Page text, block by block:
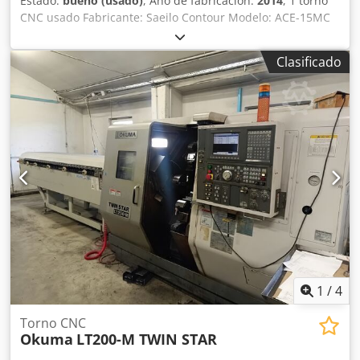
CNC usado Fabricante: Saeilo Contour Modelo: ACE-15MC
Tipo: LT-2XL500M Año de fabricación: 2014 Con control
Sinumerik 828D BASIC T Datos técnicos: Diámetro máximo
de torneado: 270 mm Longitud máxima de torneado: 425
mm Diámetro del orificio para barras: 51 mm Velocidad de
giro del husillo: 5000 rpm Número de posiciones para
herramientas: 12 Portaherramientas: VDI 30 Potencia del
accionamiento principal: 12/18 kW Recorridos de los ejes
X/Z: 183/500 mm Dimensiones (largo x ancho x alto), sin
transportador de virutas: 2600x2100x1800 mm Peso neto
de la máquina: aproximadamente 4000 kg Equipamiento:
Herramientas con accionamiento Eje C Codpfsvzkw Rjx Ah
Uerf
Clasificado
1 /4
Torno CNC
Okuma LT200-M TWIN STAR